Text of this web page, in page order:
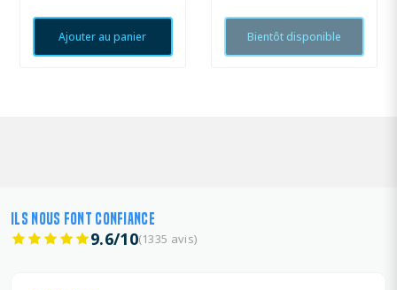
KAWASAKI 1043 +
KAWASAKI 899 +
Ajouter au panier Bientôt disponible
ILS NOUS FONT CONFIANCE
9.6/10(1335 avis)